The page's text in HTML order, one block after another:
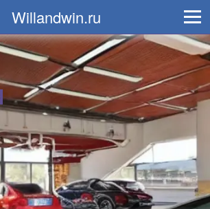
Willandwin.ru